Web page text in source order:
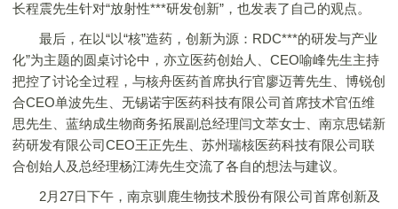
长程震先生针对“放射性***研发创新”，也发表了自己的观点。
最后，在以“以“核”造药，创新为源：RDC***的研发与产业
化”为主题的圆桌讨论中，亦立医药创始人、CEO喻峰先生主持
把控了讨论全过程，与核舟医药首席执行官廖迈菁先生、博锐创
合CEO单波先生、无锡诺宇医药科技有限公司首席技术官伍维
思先生、蓝纳成生物商务拓展副总经理闫文萃女士、南京思锘新
药研发有限公司CEO王正先生、苏州瑞核医药科技有限公司联
合创始人及总经理杨江涛先生交流了各自的想法与建议。
2月27日下午，南京驯鹿生物技术股份有限公司首席创新及